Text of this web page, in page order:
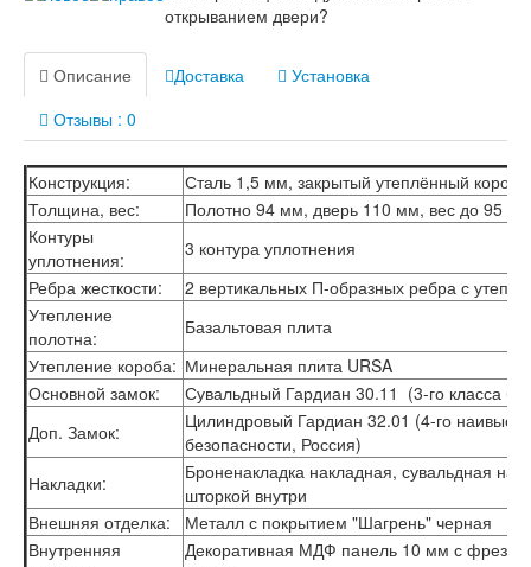
Лабиринт Пиано Смарт 2.0
Лабиринт Полярис лайт
Лабиринт Роял
Лабиринт Сияна
Лабиринт Скайлаб
Лабиринт Скандия
Лабиринт Смартлаб
Лабиринт Термолайт
Лабиринт Термомагнит
Лабиринт Трендо
Лабиринт Тундра Плюс
Лабиринт Урбан
Лабиринт Фрост
Лабиринт Шторм
Лабиринт Эволаб
Двери Про
Двери Интекрон
Интекрон Брайтон Антрацит
Интекрон Вектор
Интекрон Гектор
открыванием двери?
Описание Доставка
Установка
Отзывы : 0
Конструкция:
Сталь 1,5 мм, закрытый утеплённый короб
Толщина, вес:
Полотно 94 мм, дверь 110 мм, вес до 95 кг
Контуры
уплотнения:
3 контура уплотнения
Ребра жесткости:
2 вертикальных П-образных ребра с
Утепление
полотна:
Базальтовая плита
Утепление короба: Минеральная плита URSA
Основной замок:
Сувальдный Гардиан 30.11 (3-го класса
Доп. Замок:
Цилиндровый Гардиан 32.01 (4-го
безопасности, Россия)
Накладки:
Броненакладка накладная, сувальдная
шторкой внутри
Внешняя отделка:
Металл с покрытием "Шагрень" черная
Внутренняя
Декоративная МДФ панель 10 мм с